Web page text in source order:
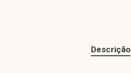
Descrição